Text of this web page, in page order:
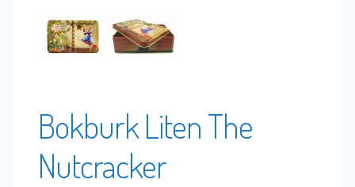
Bokburk Liten The
Nutcracker